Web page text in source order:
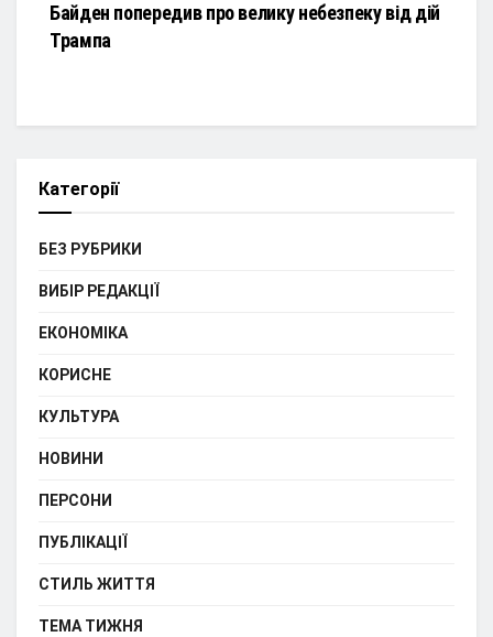
Байден попередив про велику небезпеку від дій
Трампа
Категорії
БЕЗ РУБРИКИ
ВИБІР РЕДАКЦІЇ
ЕКОНОМІКА
КОРИСНЕ
КУЛЬТУРА
НОВИНИ
ПЕРСОНИ
ПУБЛІКАЦІЇ
СТИЛЬ ЖИТТЯ
ТЕМА ТИЖНЯ